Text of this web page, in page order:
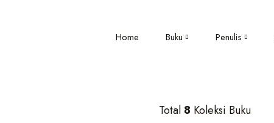
Home Buku Penulis
Total 8 Koleksi Buku